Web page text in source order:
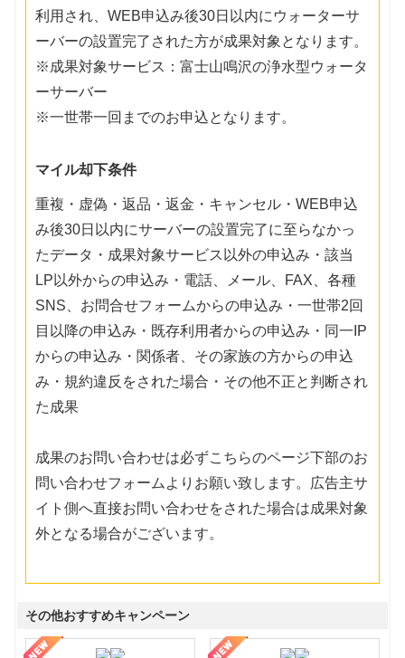
利用され、WEB申込み後30日以内にウォーターサ
ーバーの設置完了された方が成果対象となります。
※成果対象サービス：富士山鳴沢の浄水型ウォータ
ーサーバー
※一世帯一回までのお申込となります。
マイル却下条件
重複・虚偽・返品・返金・キャンセル・WEB申込
み後30日以内にサーバーの設置完了に至らなかっ
たデータ・成果対象サービス以外の申込み・該当
LP以外からの申込み・電話、メール、FAX、各種
SNS、お問合せフォームからの申込み・一世帯2回
目以降の申込み・既存利用者からの申込み・同一IP
からの申込み・関係者、その家族の方からの申込
み・規約違反をされた場合・その他不正と判断され
た成果
成果のお問い合わせは必ずこちらのページ下部のお
問い合わせフォームよりお願い致します。広告主サ
イト側へ直接お問い合わせをされた場合は成果対象
外となる場合がございます。
その他おすすめキャンペーン